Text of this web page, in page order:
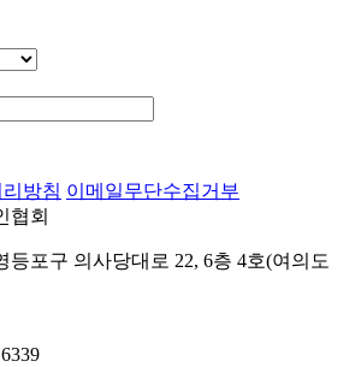
방침 이메일무단수집거부
등포구 의사당대로 22, 6층 4호(여의도